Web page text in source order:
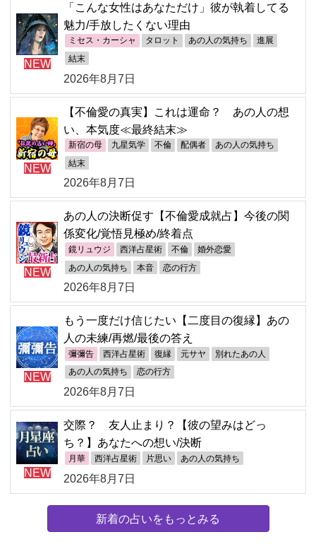
NEW
「こんな女性はあなただけ」彼が執着してる
魅力/手放したくない理由
ミセス・カーシャ タロット あの人の気持ち 進展
結末
2026年8月7日
NEW
【不倫愛の真実】これは運命？ あの人の想
い、本気度≪最終結末≫
新宿の母 九星気学 不倫 配偶者 あの人の気持ち
結末
2026年8月7日
NEW
あの人の決断促す【不倫愛成就占】今後の関
係変化/覚悟見極め/終着点
鏡リュウジ 西洋占星術 不倫 婚外恋愛
あの人の気持ち 本音 恋の行方
2026年8月7日
NEW
もう一度だけ信じたい【二度目の復縁】あの
人の未練/再燃/最後の答え
彌彌告 西洋占星術 復縁 元サヤ 別れたあの人
あの人の気持ち 恋の行方
2026年8月7日
NEW
交際？ 友人止まり？【彼の望みはどっ
ち？】あなたへの想い/決断
月華 西洋占星術 片思い あの人の気持ち
2026年8月7日
新着の占いをもっとみる